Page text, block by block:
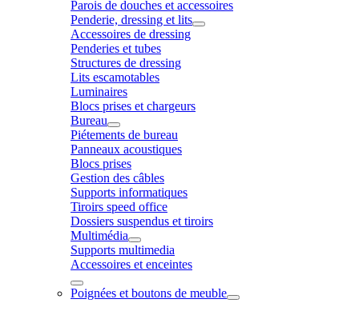
Parois de douches et accessoires
Penderie, dressing et lits
Accessoires de dressing
Penderies et tubes
Structures de dressing
Lits escamotables
Luminaires
Blocs prises et chargeurs
Bureau
Piétements de bureau
Panneaux acoustiques
Blocs prises
Gestion des câbles
Supports informatiques
Tiroirs speed office
Dossiers suspendus et tiroirs
Multimédia
Supports multimedia
Accessoires et enceintes
Poignées et boutons de meuble